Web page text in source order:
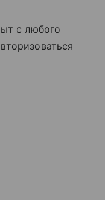
с любого